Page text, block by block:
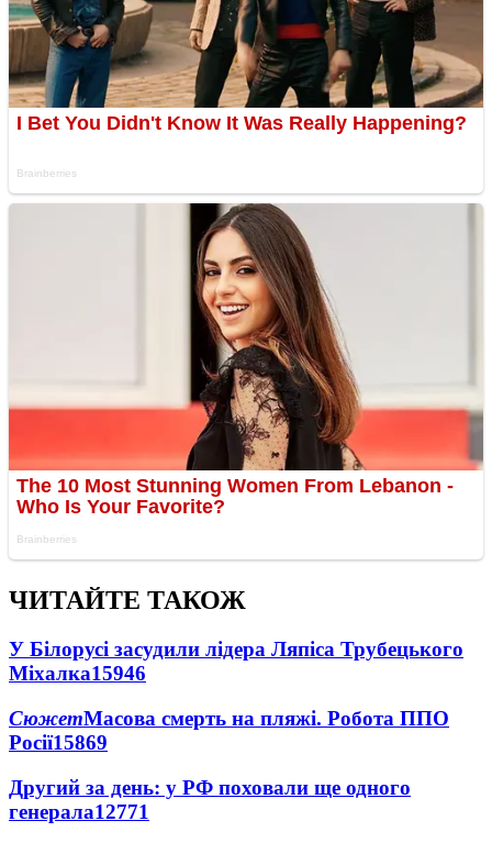
ЧИТАЙТЕ ТАКОЖ
У Білорусі засудили лідера Ляпіса Трубецького
Міхалка15946
СюжетМасова смерть на пляжі. Робота ППО
Росії15869
Другий за день: у РФ поховали ще одного
генерала12771